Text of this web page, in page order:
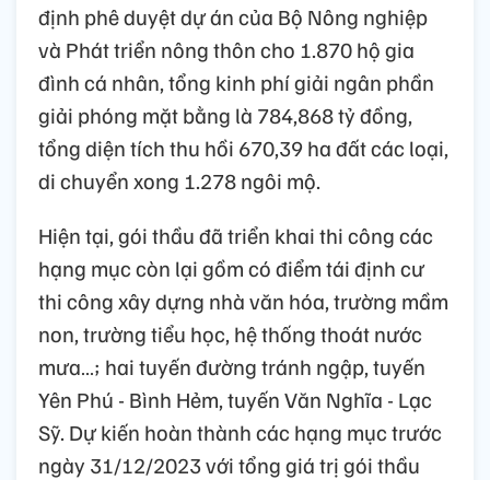
định phê duyệt dự án của Bộ Nông nghiệp
và Phát triển nông thôn cho 1.870 hộ gia
đình cá nhân, tổng kinh phí giải ngân phần
giải phóng mặt bằng là 784,868 tỷ đồng,
tổng diện tích thu hồi 670,39 ha đất các loại,
di chuyển xong 1.278 ngôi mộ.
Hiện tại, gói thầu đã triển khai thi công các
hạng mục còn lại gồm có điểm tái định cư
thi công xây dựng nhà văn hóa, trường mầm
non, trường tiểu học, hệ thống thoát nước
mưa…; hai tuyến đường tránh ngập, tuyến
Yên Phú - Bình Hẻm, tuyến Văn Nghĩa - Lạc
Sỹ. Dự kiến hoàn thành các hạng mục trước
ngày 31/12/2023 với tổng giá trị gói thầu